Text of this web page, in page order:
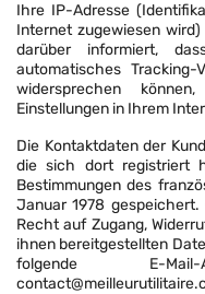
Ihre IP-Adresse
Internet zugewiesen
darüber informiert,
automatisches
widersprechen
Einstellungen in Ihrem
Die Kontaktdaten der
die sich dort registriert
Bestimmungen des
Januar 1978
Recht auf Zugang,
ihnen bereitgestellten
folgende E-